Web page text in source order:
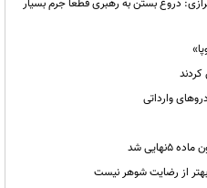
دروغ بستن به رهبری قطعاً جرم بسیار
کردند
وارداتی
شد
از رضایت شوهر نیست